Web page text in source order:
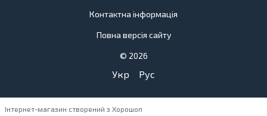
Контактна інформація
Повна версія сайту
© 2026
Укр Рус
Інтернет-магазин створений з Хорошоп